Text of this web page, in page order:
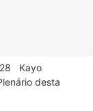
Kayo
desta